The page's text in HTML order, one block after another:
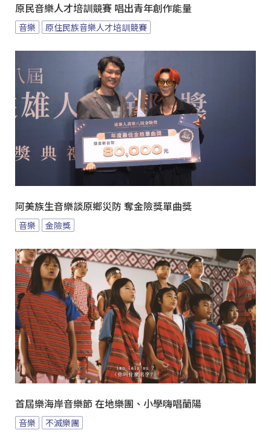
原民音樂人才培訓競賽 唱出青年創作能量
音樂 原住民族音樂人才培訓競賽
阿美族生音樂談原鄉災防 奪金險獎單曲獎
音樂 金險獎
首屆樂海岸音樂節 在地樂團、小學嗨唱蘭陽
音樂 不滅樂團